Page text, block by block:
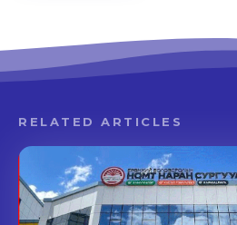
RELATED ARTICLES